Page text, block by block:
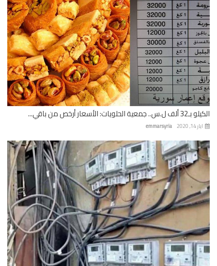
الحلويات: الأسعار أرخص من باقي...
emmarsyria